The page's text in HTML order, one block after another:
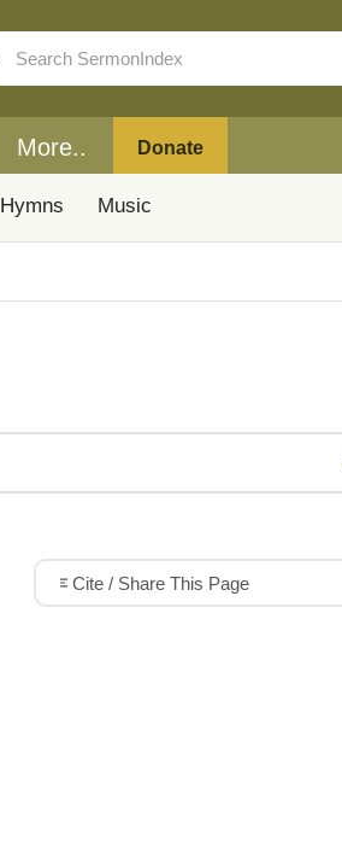
More.. Donate
Hymns Music
Cite / Share This Page